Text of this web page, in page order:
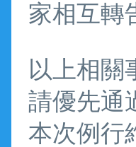
家相互轉
以上相關
請優先通
本次例行